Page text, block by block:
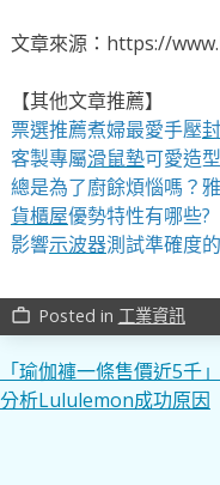
文章來源：https://
【其他文章推薦】
票選推薦煮婦最愛手壓
客製專屬滑鼠墊可愛造型
總是為了廚餘煩惱嗎？
貨櫃屋優勢特性有哪些?
影響示波器測試準確度
work_outline Posted in 工業資訊
文
章
「瑜伽褲一條售價近5
分析Lululemon成功原因